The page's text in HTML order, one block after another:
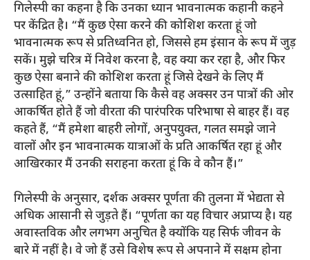
गिलेस्पी का कहना है कि उनका ध्यान भावनात्मक कहानी कहने
पर केंद्रित है। “मैं कुछ ऐसा करने की कोशिश करता हूं जो
भावनात्मक रूप से प्रतिध्वनित हो, जिससे हम इंसान के रूप में जुड़
सकें। मुझे चरित्र में निवेश करना है, वह क्या कर रहा है, और फिर
कुछ ऐसा बनाने की कोशिश करता हूं जिसे देखने के लिए मैं
उत्साहित हूं,” उन्होंने बताया कि कैसे वह अक्सर उन पात्रों की ओर
आकर्षित होते हैं जो वीरता की पारंपरिक परिभाषा से बाहर हैं। वह
कहते हैं, “मैं हमेशा बाहरी लोगों, अनुपयुक्त, गलत समझे जाने
वालों और इन भावनात्मक यात्राओं के प्रति आकर्षित रहा हूं और
आखिरकार मैं उनकी सराहना करता हूं कि वे कौन हैं।”
गिलेस्पी के अनुसार, दर्शक अक्सर पूर्णता की तुलना में भेद्यता से
अधिक आसानी से जुड़ते हैं। “पूर्णता का यह विचार अप्राप्य है। यह
अवास्तविक और लगभग अनुचित है क्योंकि यह सिर्फ जीवन के
बारे में नहीं है। वे जो हैं उसे विशेष रूप से अपनाने में सक्षम होना